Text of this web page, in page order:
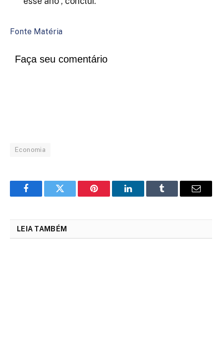
Fonte Matéria
Faça seu comentário
Economia
FacebookTwitter Pinterest LinkedInTumblr Email
LEIA TAMBÉM